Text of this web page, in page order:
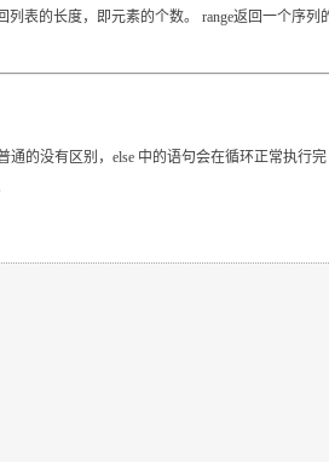
表的长度，即元素的个数。 range返回一个序列
的没有区别，else 中的语句会在循环正常执行